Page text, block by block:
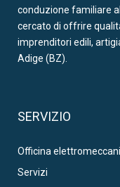
conduzione familiare
cercato di offrire
imprenditori edili,
Adige (BZ).
SERVIZIO
Officina
Servizi